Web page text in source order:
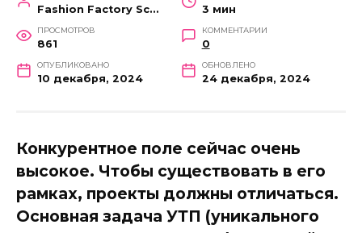
Fashion Factory School 3 мин
ПРОСМОТРОВ
861
КОММЕНТАРИИ
0
ОПУБЛИКОВАНО
10 декабря, 2024
ОБНОВЛЕНО
24 декабря, 2024
Конкурентное поле сейчас очень
высокое. Чтобы существовать в его
рамках, проекты должны отличаться.
Основная задача УТП (уникального